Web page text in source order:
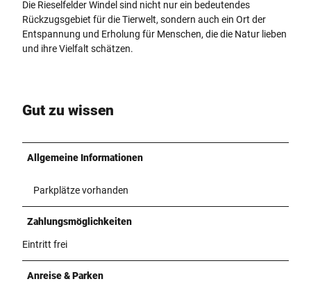
Die Rieselfelder Windel sind nicht nur ein bedeutendes
Rückzugsgebiet für die Tierwelt, sondern auch ein Ort der
Entspannung und Erholung für Menschen, die die Natur lieben
und ihre Vielfalt schätzen.
Gut zu wissen
Allgemeine Informationen
Parkplätze vorhanden
Zahlungsmöglichkeiten
Eintritt frei
Anreise & Parken